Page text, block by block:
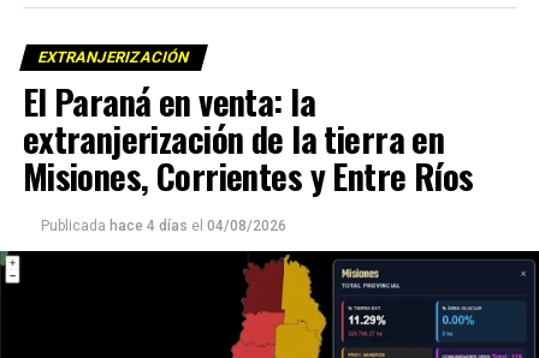
EXTRANJERIZACIÓN
El Paraná en venta: la
extranjerización de la tierra en
Misiones, Corrientes y Entre Ríos
Publicada hace 4 días el 04/08/2026